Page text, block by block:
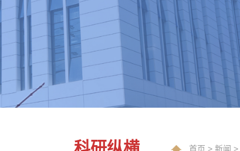
首页 > 新闻 >